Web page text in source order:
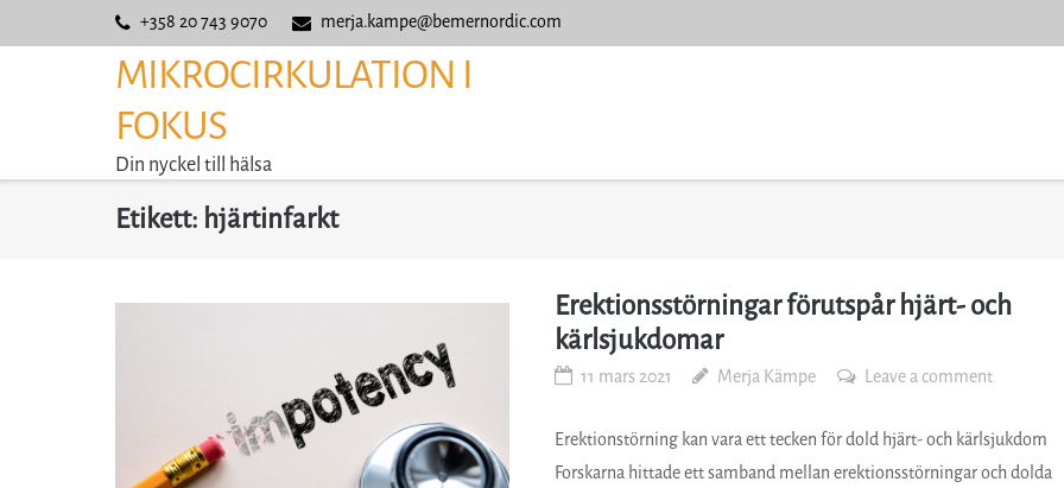
+358 20 743 9070 merja.kampe@bemernordic.com
MIKROCIRKULATION I
FOKUS
Din nyckel till hälsa
Etikett: hjärtinfarkt
Erektionsstörningar förutspår hjärt- och
kärlsjukdomar
11 mars 2021 Merja Kämpe Leave a comment
Erektionstörning kan vara ett tecken för dold hjärt- och kärlsjukdom
Forskarna hittade ett samband mellan erektionsstörningar och dolda